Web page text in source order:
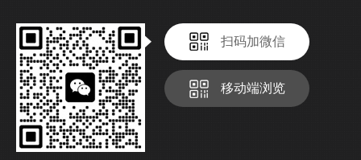
扫码加微信
移动端浏览